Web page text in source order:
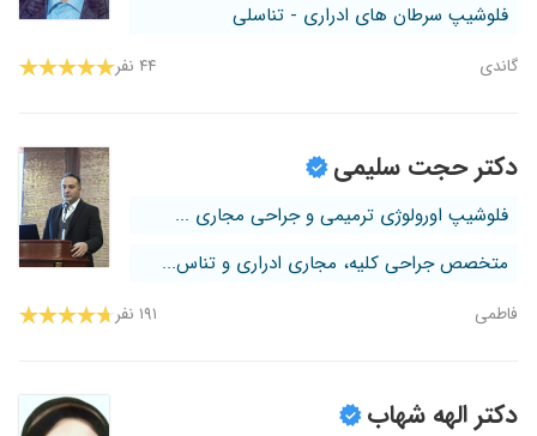
فلوشیپ سرطان های ادراری - تناسلی
گاندی ۴۴ نفر
دکتر حجت سلیمی
فلوشیپ اورولوژی ترمیمی و جراحی مجاری ...
متخصص جراحی کلیه، مجاری ادراری و تناس...
فاطمی ۱۹۱ نفر
دکتر الهه شهاب